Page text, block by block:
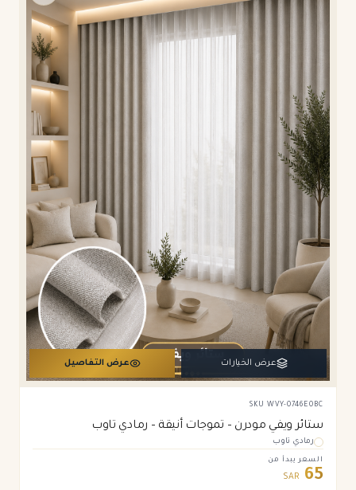
عرض الخيارات عرض التفاصيل
SKU WVY-0746E0BC
ستائر ويفي مودرن – تموجات أنيقة – رمادي تاوب
رمادي تاوب
السعر يبدأ من
65
SAR